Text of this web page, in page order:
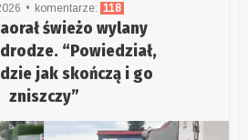
komentarze: 118
świeżo wylany
“Powiedział,
jak skończą i go
zniszczy”